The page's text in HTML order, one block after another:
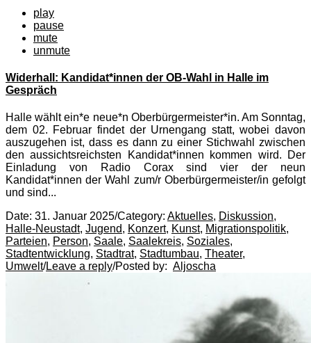
play
pause
mute
unmute
Widerhall: Kandidat*innen der OB-Wahl in Halle im
Gespräch
Halle wählt ein*e neue*n Oberbürgermeister*in. Am Sonntag,
dem 02. Februar findet der Urnengang statt, wobei davon
auszugehen ist, dass es dann zu einer Stichwahl zwischen
den aussichtsreichsten Kandidat*innen kommen wird. Der
Einladung von Radio Corax sind vier der neun
Kandidat*innen der Wahl zum/r Oberbürgermeister/in gefolgt
und sind...
Date: 31. Januar 2025/Category: Aktuelles, Diskussion,
Halle-Neustadt, Jugend, Konzert, Kunst, Migrationspolitik,
Parteien, Person, Saale, Saalekreis, Soziales,
Stadtentwicklung, Stadtrat, Stadtumbau, Theater,
Umwelt/Leave a reply/Posted by: Aljoscha